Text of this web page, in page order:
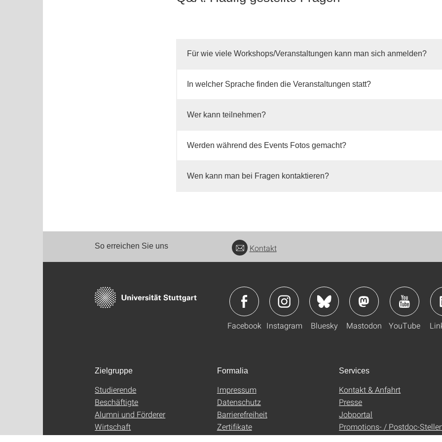
Für wie viele Workshops/Veranstaltungen kann man sich anmelden?
In welcher Sprache finden die Veranstaltungen statt?
Wer kann teilnehmen?
Werden während des Events Fotos gemacht?
Wen kann man bei Fragen kontaktieren?
So erreichen Sie uns Kontakt
Facebook Instagram Bluesky Mastodon YouTube
Zielgruppe
Studierende
Beschäftigte
Alumni und Förderer
Wirtschaft
Formalia
Impressum
Datenschutz
Barrierefreiheit
Zertifikate
Services
Kontakt & Anfahrt
Presse
Jobportal
Promotions- / Postdoc-